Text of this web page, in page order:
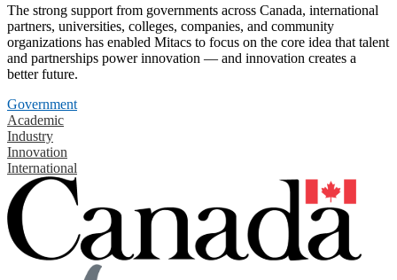
The strong support from governments across Canada, international
partners, universities, colleges, companies, and community
organizations has enabled Mitacs to focus on the core idea that talent
and partnerships power innovation — and innovation creates a
better future.
Government
Academic
Industry
Innovation
International